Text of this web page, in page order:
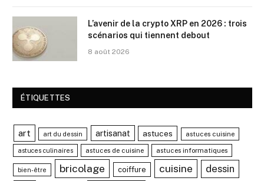
L’avenir de la crypto XRP en 2026 : trois
scénarios qui tiennent debout
8 août 2026
ÉTIQUETTES
art art du dessin artisanat astuces astuces cuisine
astuces culinaires astuces de cuisine astuces informatiques
bien-être bricolage coiffure cuisine dessin